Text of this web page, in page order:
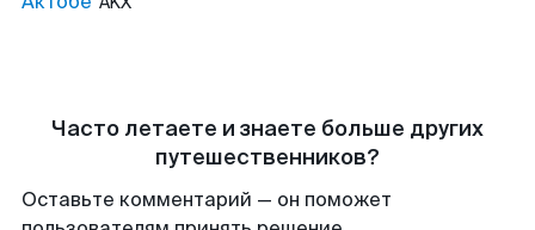
Часто летаете и знаете больше других
путешественников?
Оставьте комментарий — он поможет